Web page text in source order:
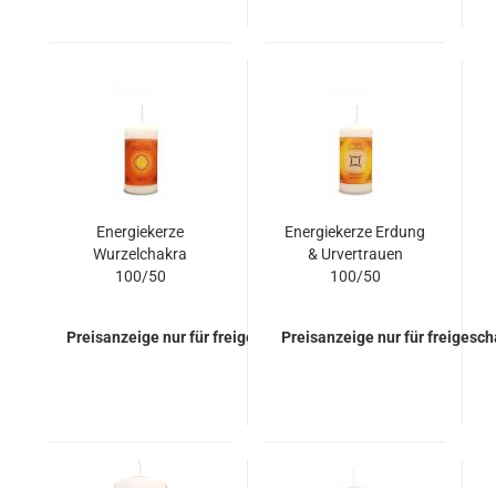
Energiekerze
Wurzelchakra
100/50
Preisanzeige nur für freigeschaltete Kunden
Energiekerze Erdung
& Urvertrauen
100/50
Preisanzeige nur für